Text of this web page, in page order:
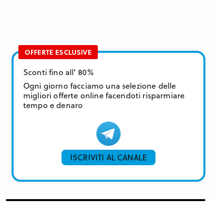
OFFERTE ESCLUSIVE
Sconti fino all' 80%
Ogni giorno facciamo una selezione delle
migliori offerte online facendoti risparmiare
tempo e denaro
ISCRIVITI AL CANALE